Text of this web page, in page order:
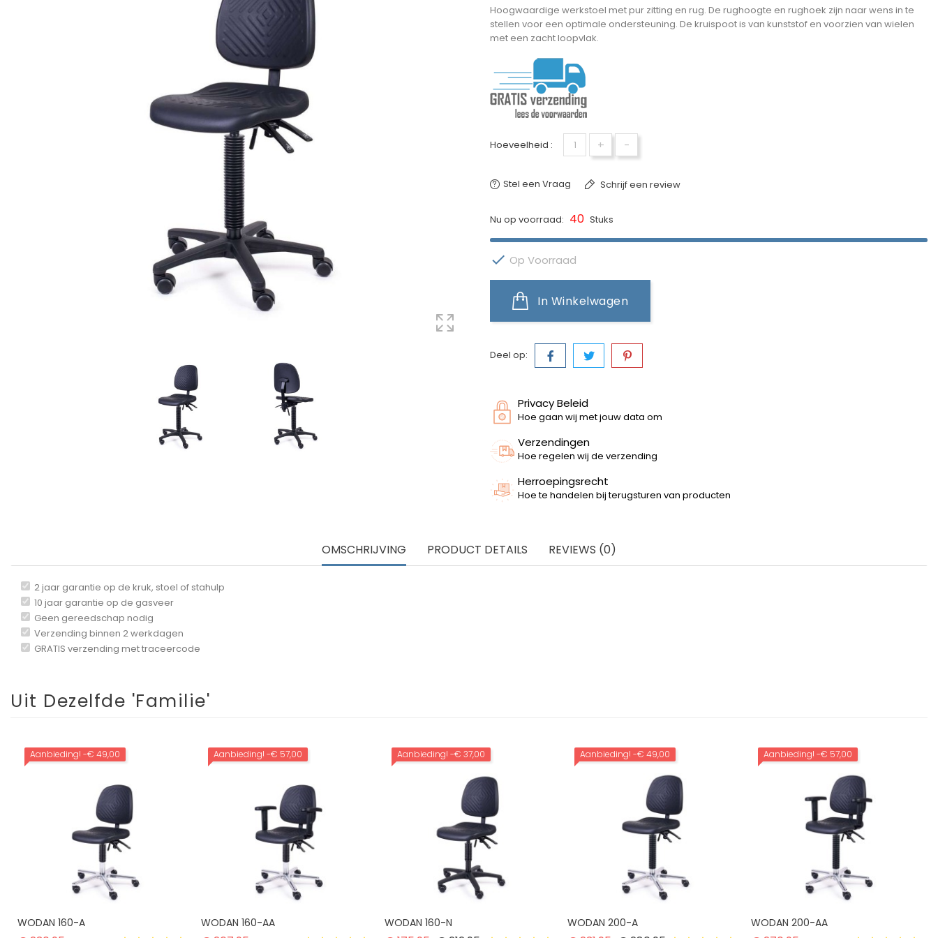
Hoogwaardige werkstoel met pur zitting en rug. De rughoogte en rughoek zijn naar wens in te
stellen voor een optimale ondersteuning. De kruispoot is van kunststof en voorzien van wielen
met een zacht loopvlak.
Hoeveelheid : + -
Stel een Vraag Schrijf een review
Nu op voorraad: 40 Stuks
 Op Voorraad
In Winkelwagen
Deel op:
Privacy Beleid
Hoe gaan wij met jouw data om
Verzendingen
Hoe regelen wij de verzending
Herroepingsrecht
Hoe te handelen bij terugsturen van producten
OMSCHRIJVING PRODUCT DETAILS REVIEWS (0)
2 jaar garantie op de kruk, stoel of stahulp
10 jaar garantie op de gasveer
Geen gereedschap nodig
Verzending binnen 2 werkdagen
GRATIS verzending met traceercode
Uit Dezelfde 'Familie'
Aanbieding! -€ 49,00
WODAN 160-A
Aanbieding! -€ 57,00
WODAN 160-AA
Aanbieding! -€ 37,00
WODAN 160-N
Aanbieding!-€ 49,00
WODAN 200-A
Aanbieding!-€ 57,00
WODAN 200-AA